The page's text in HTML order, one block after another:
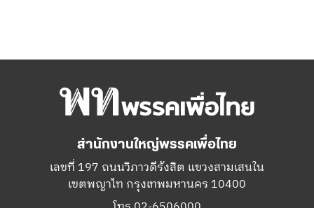
สำนักงานใหญ่พรรคเพื่อไทย
เลขที่ 197 ถนนวิภาวดีรังสิต แขวงสามเสนใน
เขตพญาไท กรุงเทพมหานคร 10400